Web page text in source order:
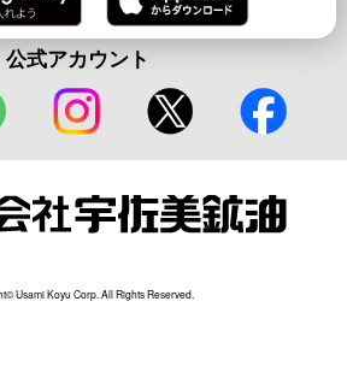
公式アカウント
Usami Koyu Corp. All Rights Reserved.